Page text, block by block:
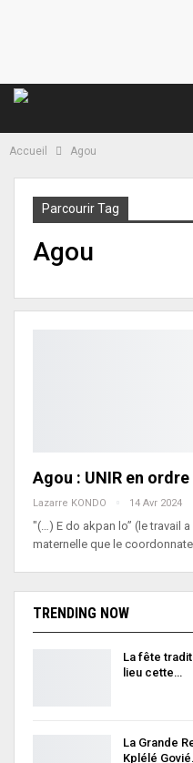
Accueil Agou
Parcourir Tag
Agou
Agou : UNIR en
Lazarre KONDO 14 Avr 2024
"(…) E do akpan lo” (le travail
maternelle que le
TRENDING NOW
La fête
lieu cette…
La Grande
Kplélé